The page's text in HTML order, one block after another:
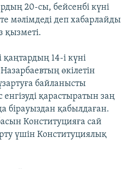
20-сы, бейсенбі күні
мәлімдеді деп хабарлайды
қызметі.
14-і күні
өкілетін
байланысты
енгізуді қарастыратын заң
бірауыздан қабылдаған.
Конституцияға сай
үшін Конституциялық